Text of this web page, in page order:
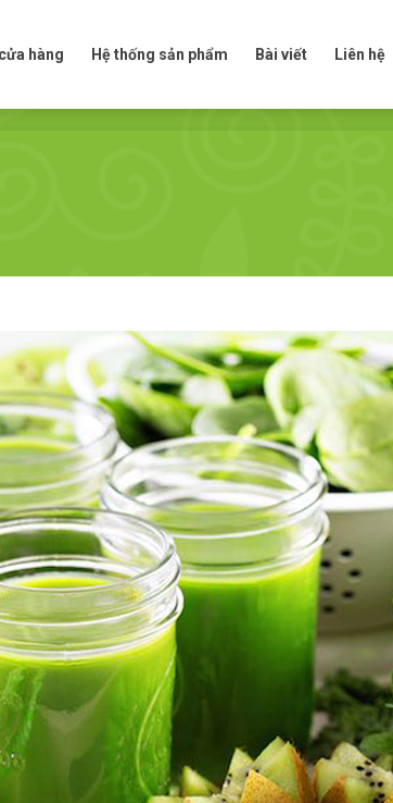
hàng Hệ thống sản phẩm Bài viết Liên hệ